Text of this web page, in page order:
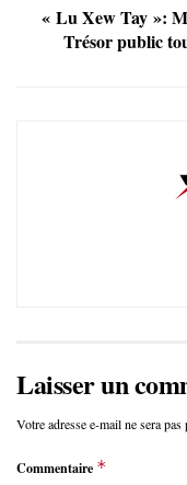
« Lu Xew Tay »:
Trésor public
Laisser un
Votre adresse e-mail ne sera pas
Commentaire *